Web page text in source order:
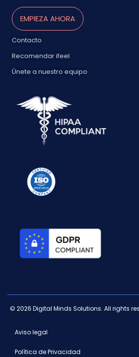
EMPIEZA AHORA
Contacto
Recomendar ifeel
Únete a nuestro equipo
© 2026 Digital Minds Solutions. All rights
Aviso legal
Política de Privacidad